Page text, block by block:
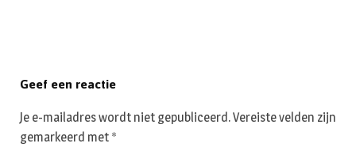
Geef een reactie
Je e-mailadres wordt niet gepubliceerd.Vereiste velden zijn
gemarkeerd met *